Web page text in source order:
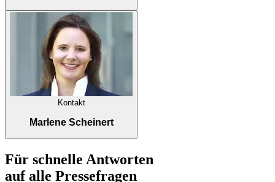
Kontakt
Marlene Scheinert
Für schnelle Antworten
auf alle Pressefragen